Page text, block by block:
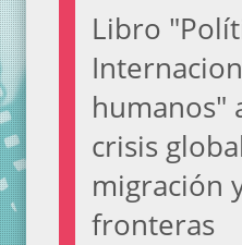
Libro
humanos"
crisis
migración
fronteras